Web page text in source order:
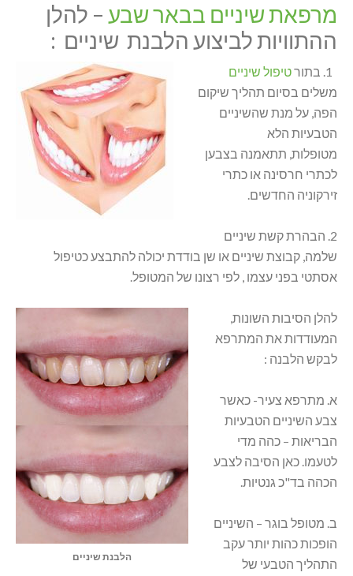
מרפאת שיניים בבאר שבע – להלן
ההתוויות לביצוע הלבנת שיניים :
טיפול שיניים
משלים בסיום תהליך שיקום
הפה, על מנת שהשיניים
הטבעיות הלא
מטופלות, תתאמנה בצבען
לכתרי חרסינה או כתרי
זירקוניה החדשים.
2. הבהרת קשת שיניים
שלמה, קבוצת שיניים או שן בודדת יכולה להתבצע כטיפול
אסתטי בפני עצמו , לפי רצונו של המטופל.
הלבנת שיניים
להלן הסיבות השונות,
המעודדות את המתרפא
לבקש הלבנה :
א. מתרפא צעיר- כאשר
צבע השיניים הטבעיות
הבריאות – כהה מדי
לטעמו. כאן הסיבה לצבע
הכהה בד"כ גנטיות.
ב. מטופל בוגר – השיניים
הופכות כהות יותר עקב
התהליך הטבעי של